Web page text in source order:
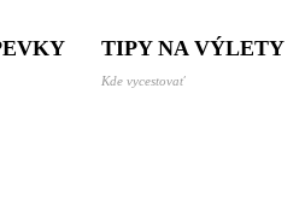
TIPY NA VÝLETY
Kde vycestovať